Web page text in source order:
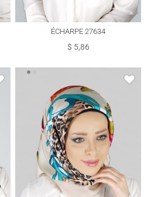
ÉCHARPE 27634
$ 5,86